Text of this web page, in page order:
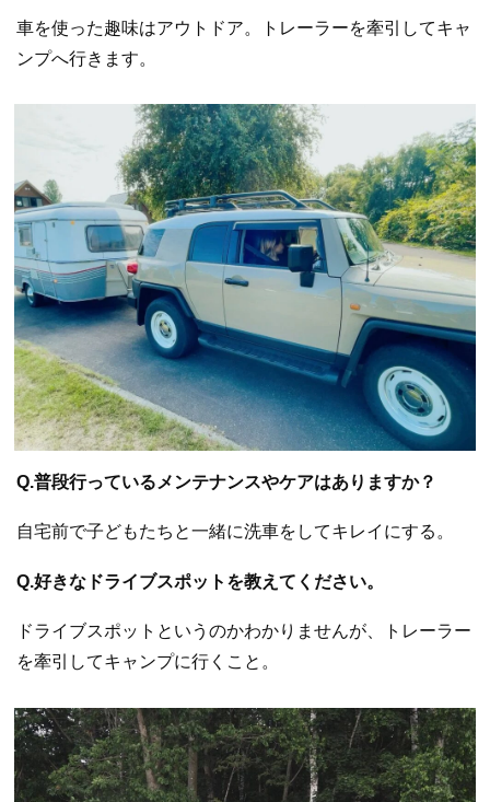
車を使った趣味はアウトドア。トレーラーを牽引してキャ
ンプへ行きます。
Q.普段行っているメンテナンスやケアはありますか？
自宅前で子どもたちと一緒に洗車をしてキレイにする。
Q.好きなドライブスポットを教えてください。
ドライブスポットというのかわかりませんが、トレーラー
を牽引してキャンプに行くこと。